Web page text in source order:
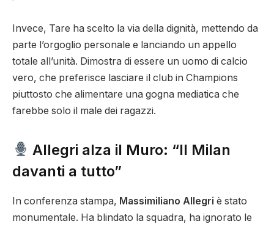
Invece, Tare ha scelto la via della dignità, mettendo da
parte l’orgoglio personale e lanciando un appello
totale all’unità. Dimostra di essere un uomo di calcio
vero, che preferisce lasciare il club in Champions
piuttosto che alimentare una gogna mediatica che
farebbe solo il male dei ragazzi.
Allegri alza il Muro: “Il Milan
davanti a tutto”
In conferenza stampa, Massimiliano Allegri è stato
monumentale. Ha blindato la squadra, ha ignorato le